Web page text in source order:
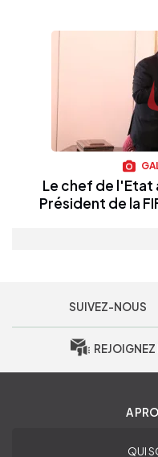
Le chef de l'Etat
Président de la
SUIVEZ-NOUS
A
QUI